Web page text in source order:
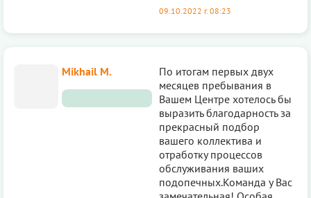
09.10.2022 г. 08:23
Mikhail M.
По итогам первых двух
месяцев пребывания в
Вашем Центре хотелось бы
выразить благодарность за
прекрасный подбор
вашего коллектива и
отработку процессов
обслуживания ваших
подопечных.Команда у Вас